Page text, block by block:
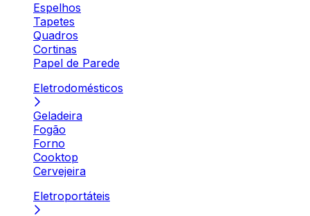
Espelhos
Tapetes
Quadros
Cortinas
Papel de Parede
Eletrodomésticos
Geladeira
Fogão
Forno
Cooktop
Cervejeira
Eletroportáteis